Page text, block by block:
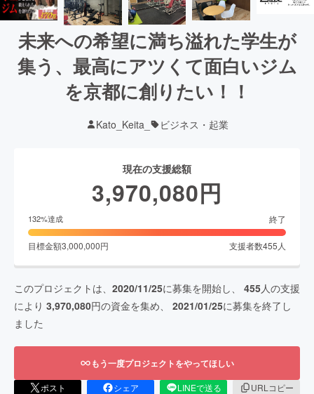
未来への希望に満ち溢れた学生が
集う、最高にアツくて面白いジム
を京都に創りたい！！
Kato_Keita_ ビジネス・起業
現在の支援総額
3,970,080円
132%達成 終了
目標金額3,000,000円 支援者数455 人
このプロジェクトは、 2020/11/25に募集を開始し、 455人の支援
により 3,970,080円の資金を集め、 2021/01/25に募集を終了し
ました
もう一度プロジェクトをやってほしい
ポスト シェア LINEで送る
URLコピー